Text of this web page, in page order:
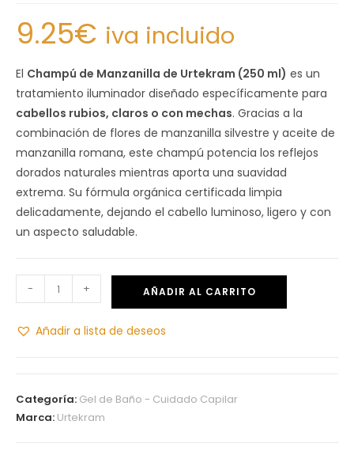
9.25€ iva incluido
El Champú de Manzanilla de Urtekram (250 ml) es un
tratamiento iluminador diseñado específicamente para
cabellos rubios, claros o con mechas. Gracias a la
combinación de flores de manzanilla silvestre y aceite de
manzanilla romana, este champú potencia los reflejos
dorados naturales mientras aporta una suavidad
extrema. Su fórmula orgánica certificada limpia
delicadamente, dejando el cabello luminoso, ligero y con
un aspecto saludable.
- + AÑADIR AL CARRITO
Añadir a lista de deseos
Categoría: Gel de Baño - Cuidado Capilar
Marca: Urtekram